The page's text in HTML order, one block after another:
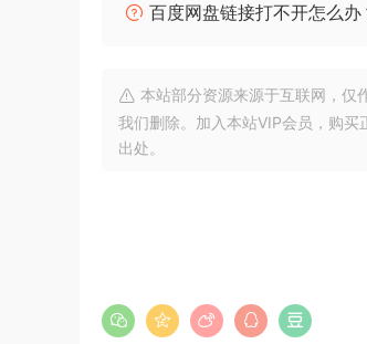
百度网盘链接打不开怎么办
本站部分资源来源于互联网，仅
我们删除。加入本站VIP会员，购买
出处。